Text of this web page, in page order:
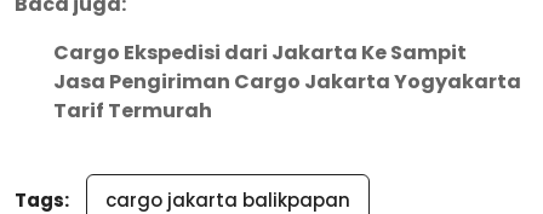
Cargo Ekspedisi dari Jakarta Ke Sampit
Jasa Pengiriman Cargo Jakarta Yogyakarta
Tarif Termurah
Tags: cargo jakarta balikpapan